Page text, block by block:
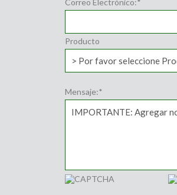
Correo Electrónico:*
Producto
Mensaje:*